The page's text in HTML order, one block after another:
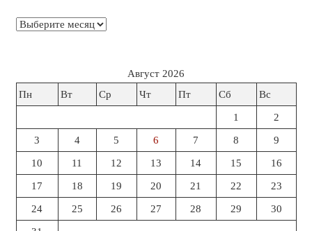
Архивы
Август 2026
Пн
Вт Ср Чт Пт Сб Вс
1 2
3 4 5 6 7 8 9
10 11 12 13 14 15 16
17 18 19 20 21 22 23
24 25 26 27 28 29 30